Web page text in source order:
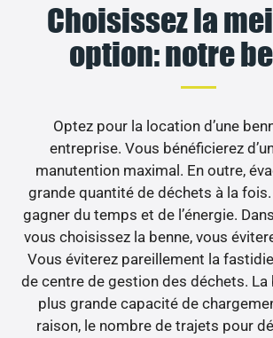
Choisissez la
option: notre
Optez pour la location d’une
entreprise. Vous bénéficierez
manutention maximal. En outre,
grande quantité de déchets à la
gagner du temps et de l’énergie.
vous choisissez la benne, vous
Vous éviterez pareillement la
de centre de gestion des déchets. La
plus grande capacité de
raison, le nombre de trajets pour